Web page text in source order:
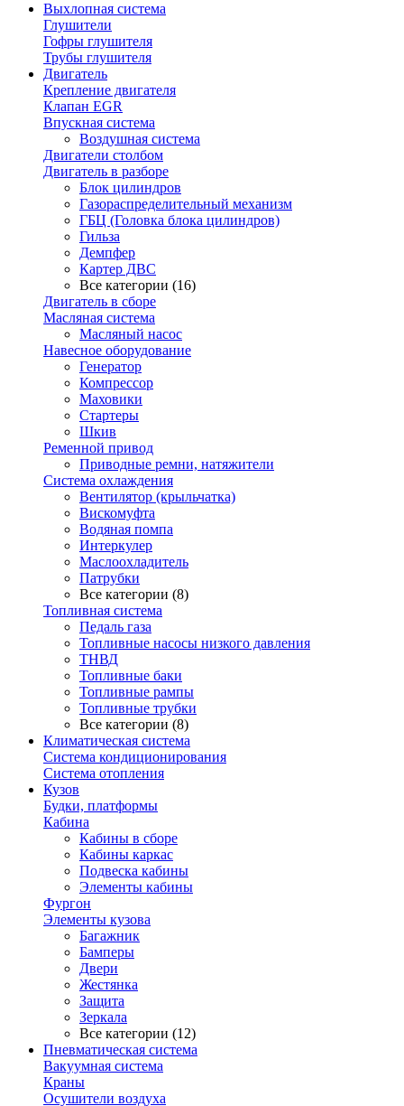
Выхлопная система
Глушители
Гофры глушителя
Трубы глушителя
Двигатель
Крепление двигателя
Клапан EGR
Впускная система
Воздушная система
Двигатели столбом
Двигатель в разборе
Блок цилиндров
Газораспределительный механизм
ГБЦ (Головка блока цилиндров)
Гильза
Демпфер
Картер ДВС
Все категории (16)
Двигатель в сборе
Масляная система
Масляный насос
Навесное оборудование
Генератор
Компрессор
Маховики
Стартеры
Шкив
Ременной привод
Приводные ремни, натяжители
Система охлаждения
Вентилятор (крыльчатка)
Вискомуфта
Водяная помпа
Интеркулер
Маслоохладитель
Патрубки
Все категории (8)
Топливная система
Педаль газа
Топливные насосы низкого давления
ТНВД
Топливные баки
Топливные рампы
Топливные трубки
Все категории (8)
Климатическая система
Система кондиционирования
Система отопления
Кузов
Будки, платформы
Кабина
Кабины в сборе
Кабины каркас
Подвеска кабины
Элементы кабины
Фургон
Элементы кузова
Багажник
Бамперы
Двери
Жестянка
Защита
Зеркала
Все категории (12)
Пневматическая система
Вакуумная система
Краны
Осушители воздуха